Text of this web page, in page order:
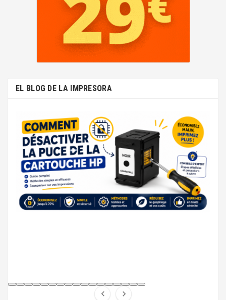
EL BLOG DE LA IMPRESORA
 